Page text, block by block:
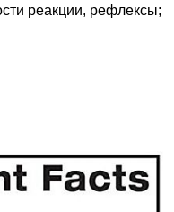
реакции, рефлексы;